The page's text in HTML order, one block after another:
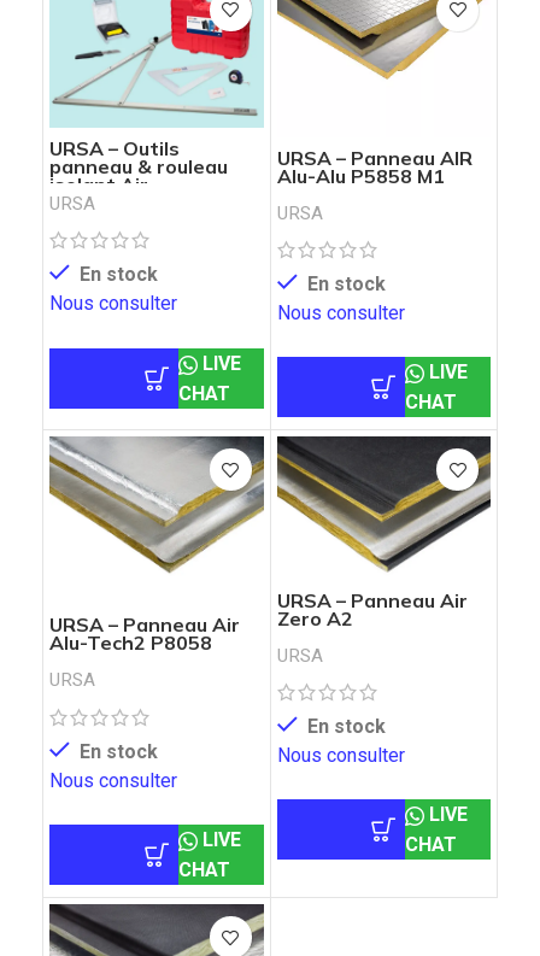
URSA – Outils
panneau & rouleau
isolant Air
URSA
En stock
Nous consulter
LIVE
CHAT
URSA – Panneau AIR
Alu-Alu P5858 M1
URSA
En stock
Nous consulter
LIVE
CHAT
URSA – Panneau Air
Alu-Tech2 P8058
URSA
En stock
Nous consulter
LIVE
CHAT
URSA – Panneau Air
Zero A2
URSA
En stock
Nous consulter
LIVE
CHAT